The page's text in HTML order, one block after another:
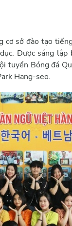
cơ sở đào tạo
Được sáng lập
tuyển Bóng đá
Hang-seo.